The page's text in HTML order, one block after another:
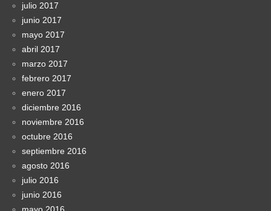
julio 2017
junio 2017
mayo 2017
abril 2017
marzo 2017
febrero 2017
enero 2017
diciembre 2016
noviembre 2016
octubre 2016
septiembre 2016
agosto 2016
julio 2016
junio 2016